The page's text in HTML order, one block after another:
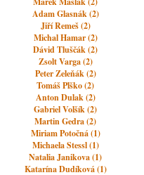
Adam Glasnák (2)
Jiří Remeš (2)
Michal Hamar (2)
Dávid Tluščák (2)
Zsolt Varga (2)
Peter Zeleňák (2)
Tomáš Plško (2)
Anton Dulak (2)
Gabriel Volšík (2)
Martin Gedra (2)
Miriam Potočná (1)
Michaela Stessl (1)
Natalia Janikova (1)
Katarína Dudíková (1)